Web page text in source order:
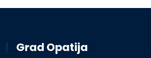
Grad Opatija